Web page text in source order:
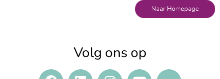
Naar Homepage
Volg ons op